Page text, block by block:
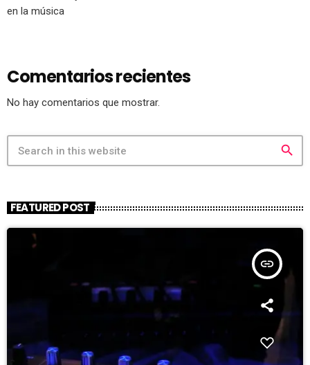
en la música
Comentarios recientes
No hay comentarios que mostrar.
search
FEATURED POST
insert_link